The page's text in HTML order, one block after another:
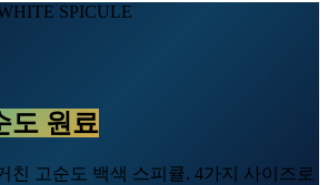
SPICULE
도 원료
친 고순도 백색 스피큘. 4가지 사이즈로